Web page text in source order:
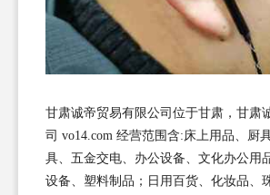
甘肃诚帝贸易有限公司位于甘肃，甘肃
司 vo14.com 经营范围含:床上用品、厨
具、五金交电、办公设备、文化办公用
设备、塑料制品；日用百货、化妆品、